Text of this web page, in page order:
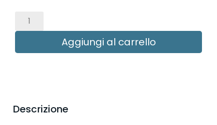
Aggiungi al carrello
Descrizione